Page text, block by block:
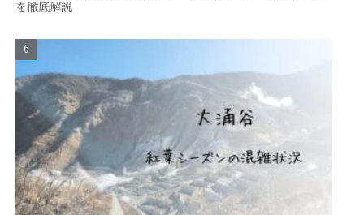
を徹底解説